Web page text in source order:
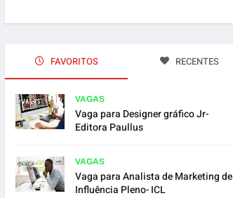
FAVORITOS RECENTES
VAGAS
Vaga para Designer gráfico Jr-
Editora Paullus
VAGAS
Vaga para Analista de Marketing de
Influência Pleno- ICL